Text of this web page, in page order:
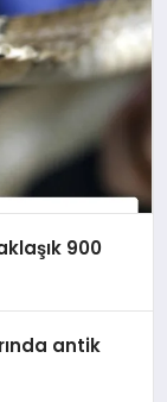
900
antik